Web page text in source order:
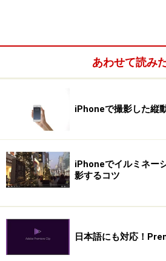
みと、ハイビジョン解像度での
AVCHDのままでの出力には対応し
通常のDVDメディアに記録できる
れによって、ハイビジョン映像を
Blu-rayディスクなどを必要とせず
ディアを利用することができる
るハイビジョン映像を残せるよう
あわせて読み
iPhoneで撮影した縦
iPhoneでイルミネー
影するコツ
日本語にも対応！